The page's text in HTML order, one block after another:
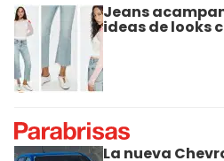
Jeans
ideas de looks
La nueva